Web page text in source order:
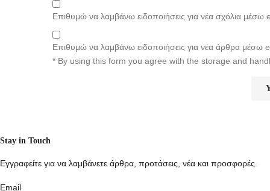
Επιθυμώ να λαμβάνω ειδοποιήσεις για νέα σχόλια μέσω
Επιθυμώ να λαμβάνω ειδοποιήσεις για νέα άρθρα μέσω
* By using this form you agree with the storage and
Stay in Touch
Εγγραφείτε για να λαμβάνετε άρθρα, προτάσεις, νέα και προσφορές.
Email